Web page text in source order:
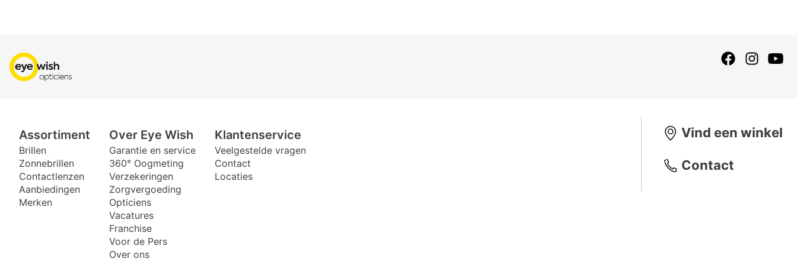
Assortiment
Brillen
Zonnebrillen
Contactlenzen
Aanbiedingen
Merken
Over Eye Wish
Garantie en service
360° Oogmeting
Verzekeringen
Zorgvergoeding
Opticiens
Vacatures
Franchise
Voor de Pers
Over ons
Klantenservice
Veelgestelde vragen
Contact
Locaties
Vind een winkel
Contact